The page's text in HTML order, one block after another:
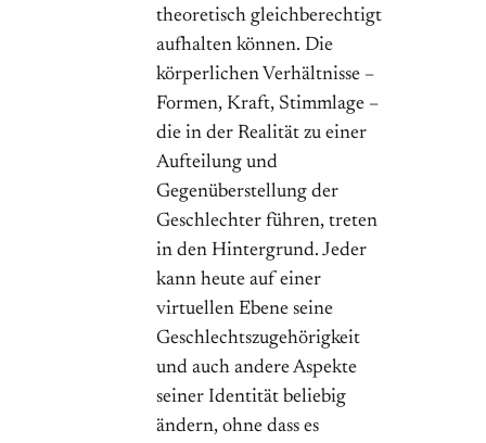
theoretisch gleichberechtigt
aufhalten können. Die
körperlichen Verhältnisse –
Formen, Kraft, Stimmlage –
die in der Realität zu einer
Aufteilung und
Gegenüberstellung der
Geschlechter führen, treten
in den Hintergrund. Jeder
kann heute auf einer
virtuellen Ebene seine
Geschlechtszugehörigkeit
und auch andere Aspekte
seiner Identität beliebig
ändern, ohne dass es